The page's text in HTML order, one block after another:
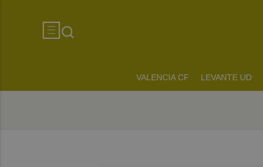
VALENCIA CF LEVANTE UD